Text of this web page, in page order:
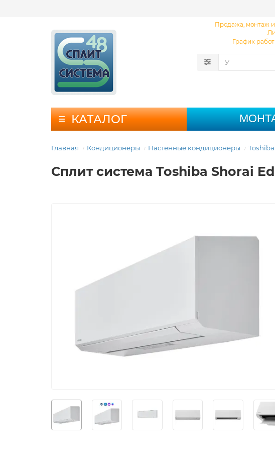
Продажа, монтаж
График
КАТАЛОГ
Главная Кондиционеры Настенные кондиционеры Toshiba
Сплит система Toshiba Shorai